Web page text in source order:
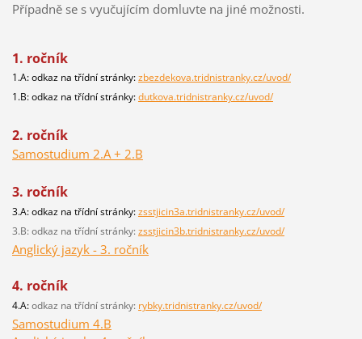
Případně se s vyučujícím domluvte na jiné možnosti.
1. ročník
1.A: odkaz na třídní stránky:zbezdekova.tridnistranky.cz/uvod/
1.B: odkaz na třídní stránky:dutkova.tridnistranky.cz/uvod/
2. ročník
Samostudium 2.A + 2.B
3. ročník
3.A: odkaz na třídní stránky:zsstjicin3a.tridnistranky.cz/uvod/
3.B: odkaz na třídní stránky: zsstjicin3b.tridnistranky.cz/uvod/
Anglický jazyk - 3. ročník
4. ročník
4.A:odkaz na třídní stránky: rybky.tridnistranky.cz/uvod/
Samostudium 4.B